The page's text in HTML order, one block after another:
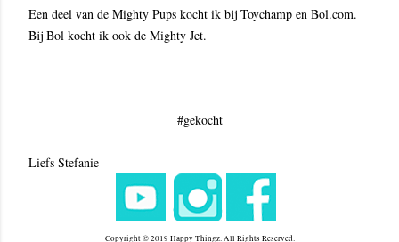
Een deel van de Mighty Pups kocht ik bij Toychamp en Bol.com.
Bij Bol kocht ik ook de Mighty Jet.
#gekocht
Liefs Stefanie
Copyright © 2019 Happy Thingz. All Rights Reserved.